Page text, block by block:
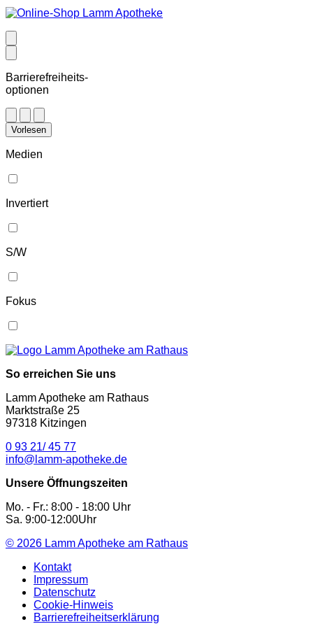
Barrierefreiheits-
optionen
Vorlesen
Medien
Invertiert
S/W
Fokus
So erreichen Sie uns
Lamm Apotheke am Rathaus
Marktstraße 25
97318 Kitzingen
0 93 21/ 45 77
info@lamm-apotheke.de
Unsere Öffnungszeiten
Mo. - Fr.: 8:00 - 18:00 Uhr
Sa. 9:00-12:00Uhr
© 2026 Lamm Apotheke am Rathaus
Kontakt
Impressum
Datenschutz
Cookie-Hinweis
Barrierefreiheitserklärung